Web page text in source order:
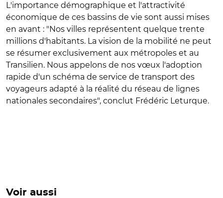
L'importance démographique et l'attractivité
économique de ces bassins de vie sont aussi mises
en avant : "Nos villes représentent quelque trente
millions d'habitants. La vision de la mobilité ne peut
se résumer exclusivement aux métropoles et au
Transilien. Nous appelons de nos vœux l'adoption
rapide d'un schéma de service de transport des
voyageurs adapté à la réalité du réseau de lignes
nationales secondaires", conclut Frédéric Leturque.
Voir aussi